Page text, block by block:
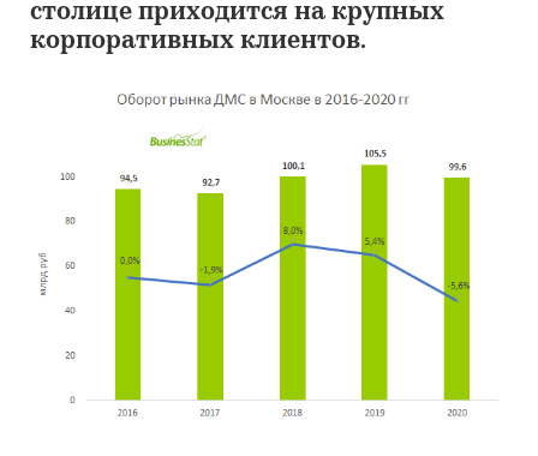
столице приходится на крупных
корпоративных клиентов.